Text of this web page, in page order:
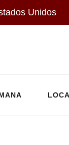
Unidos